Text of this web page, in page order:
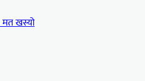
खस्यो